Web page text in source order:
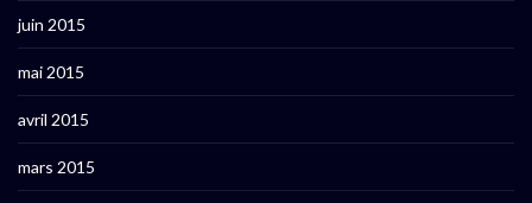
juin 2015
mai 2015
avril 2015
mars 2015